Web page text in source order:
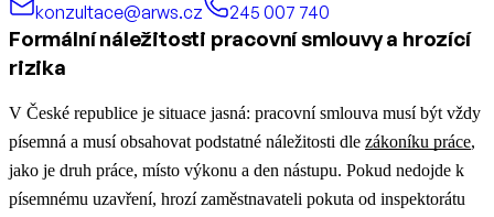
konzultace@arws.cz
245 007 740
Formální náležitosti pracovní smlouvy a hrozící
rizika
V České republice je situace jasná: pracovní smlouva musí být vždy
písemná a musí obsahovat podstatné náležitosti dle zákoníku práce,
jako je druh práce, místo výkonu a den nástupu. Pokud nedojde k
písemnému uzavření, hrozí zaměstnavateli pokuta od inspektorátu